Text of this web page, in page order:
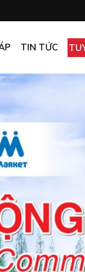
MÃI
SẠN
TIN TỨC
MÃI
NGHIỆP
SẠN
HÀNG
PHÒNG
MÁY
HÓA